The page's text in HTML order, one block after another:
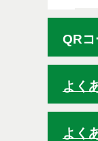
QRコ
よく
よく